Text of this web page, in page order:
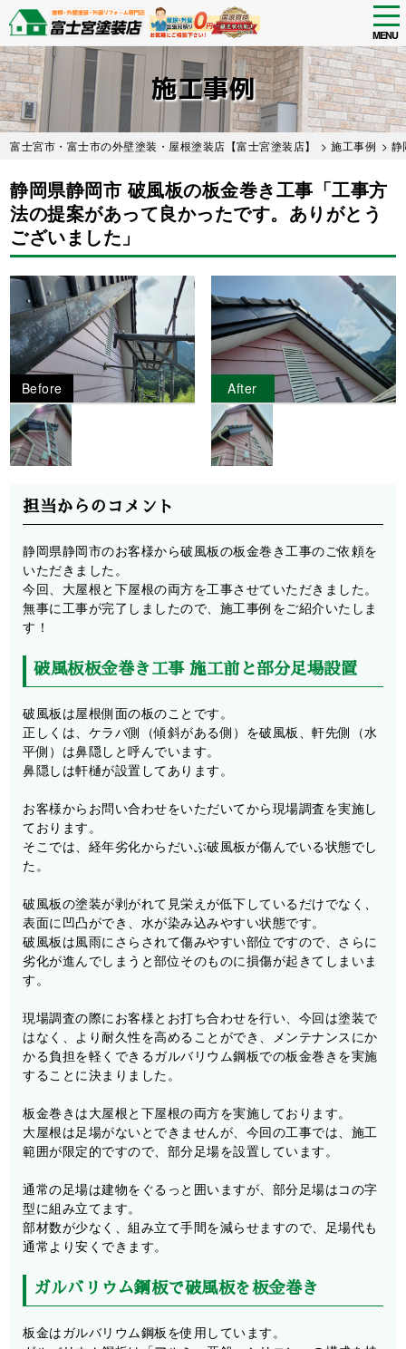
Skip
to
main
content
MENU
施工事例
富士宮市・富士市の外壁塗装・屋根塗装店【富士宮塗装店】 >施工事例 > 静
静岡県静岡市 破風板の板金巻き工事「工事方
法の提案があって良かったです。ありがとう
ございました」
Before After
担当からのコメント
静岡県静岡市のお客様から破風板の板金巻き工事のご依頼を
いただきました。
今回、大屋根と下屋根の両方を工事させていただきました。
無事に工事が完了しましたので、施工事例をご紹介いたしま
す！
破風板板金巻き工事 施工前と部分足場設置
破風板は屋根側面の板のことです。
正しくは、ケラバ側（傾斜がある側）を破風板、軒先側（水
平側）は鼻隠しと呼んでいます。
鼻隠しは軒樋が設置してあります。
お客様からお問い合わせをいただいてから現場調査を実施し
ております。
そこでは、経年劣化からだいぶ破風板が傷んでいる状態でし
た。
破風板の塗装が剥がれて見栄えが低下しているだけでなく、
表面に凹凸ができ、水が染み込みやすい状態です。
破風板は風雨にさらされて傷みやすい部位ですので、さらに
劣化が進んでしまうと部位そのものに損傷が起きてしまいま
す。
現場調査の際にお客様とお打ち合わせを行い、今回は塗装で
はなく、より耐久性を高めることができ、メンテナンスにか
かる負担を軽くできるガルバリウム鋼板での板金巻きを実施
することに決まりました。
板金巻きは大屋根と下屋根の両方を実施しております。
大屋根は足場がないとできませんが、今回の工事では、施工
範囲が限定的ですので、部分足場を設置しています。
通常の足場は建物をぐるっと囲いますが、部分足場はコの字
型に組み立てます。
部材数が少なく、組み立て手間を減らせますので、足場代も
通常より安くできます。
ガルバリウム鋼板で破風板を板金巻き
板金はガルバリウム鋼板を使用しています。